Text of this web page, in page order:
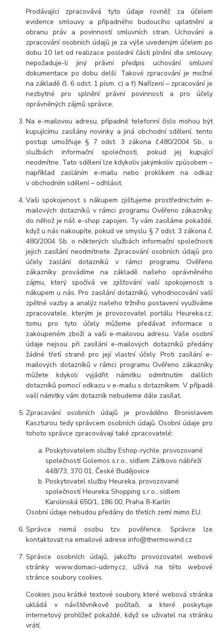
Prodávající zpracovává tyto údaje rovněž za účelem
evidence smlouvy a případného budoucího uplatnění a
obranu práv a povinností smluvních stran. Uchování a
zpracování osobních údajů je za výše uvedeným účelem po
dobu 10 let od realizace poslední části plnění dle smlouvy,
nepožaduje-li jiný právní předpis uchování smluvní
dokumentace po dobu delší. Takové zpracování je možné
na základě čl. 6 odst. 1 písm. c) a f) Nařízení – zpracování je
nezbytné pro splnění právní povinnosti a pro účely
oprávněných zájmů správce.
Na e-mailovou adresu, případně telefonní číslo mohou být
kupujícímu zasílány novinky a jiná obchodní sdělení, tento
postup umožňuje § 7 odst. 3 zákona č.480/2004 Sb., o
službách informační společnosti, pokud jej kupující
neodmítne. Tato sdělení lze kdykoliv jakýmkoliv způsobem –
například zasláním e-mailu nebo proklikem na odkaz
v obchodním sdělení – odhlásit.
Vaši spokojenost s nákupem zjišťujeme prostřednictvím e-
mailových dotazníků v rámci programu Ověřeno zákazníky,
do něhož je náš e-shop zapojen. Ty vám zasíláme pokaždé,
když u nás nakoupíte, pokud ve smyslu § 7 odst. 3 zákona č.
480/2004 Sb. o některých službách informační společnosti
jejich zasílání neodmítnete. Zpracování osobních údajů pro
účely zaslání dotazníků v rámci programu Ověřeno
zákazníky provádíme na základě našeho oprávněného
zájmu, který spočívá ve zjišťování vaší spokojenosti s
nákupem u nás. Pro zasílání dotazníků, vyhodnocování vaší
zpětné vazby a analýz našeho tržního postavení využíváme
zpracovatele, kterým je provozovatel portálu Heureka.cz;
tomu pro tyto účely můžeme předávat informace o
zakoupeném zboží a vaši e-mailovou adresu. Vaše osobní
údaje nejsou při zasílání e-mailových dotazníků předány
žádné třetí straně pro její vlastní účely. Proti zasílání e-
mailových dotazníků v rámci programu Ověřeno zákazníky
můžete kdykoli vyjádřit námitku odmítnutím dalších
dotazníků pomocí odkazu v e-mailu s dotazníkem. V případě
vaší námitky vám dotazník nebudeme dále zasílat.
Zpracování osobních údajů je prováděno Bronislavem
Kaszturou tedy správcem osobních údajů. Osobní údaje pro
tohoto správce zpracovávají také zpracovatelé:
Poskytovatelem služby Eshop-rychle, provozované
společností Golemos s.r.o., sídlem Zátkovo nábřeží
448/73, 370 01, České Budějovice
Poskytovatel služby Heureka, provozované
společností Heureka Shopping s.r.o., sídlem
Karolinská 650/1, 186 00, Praha 8-Karlín
Osobní údaje nebudou předány do třetích zemí mimo EU.
Správce nemá osobu tzv. pověřence. Správce lze
kontaktovat na emailové adrese info@thermowind.cz
Správce osobních údajů, jakožto provozovatel webové
stránky www.domaci-udirny.cz, užívá na této webové
stránce soubory cookies.
Cookies jsou krátké textové soubory, které webová stránka
ukládá v návštěvníkově počítači, a které poskytuje
internetový prohlížeč pokaždé, když se uživatel na stránku
vrátí.